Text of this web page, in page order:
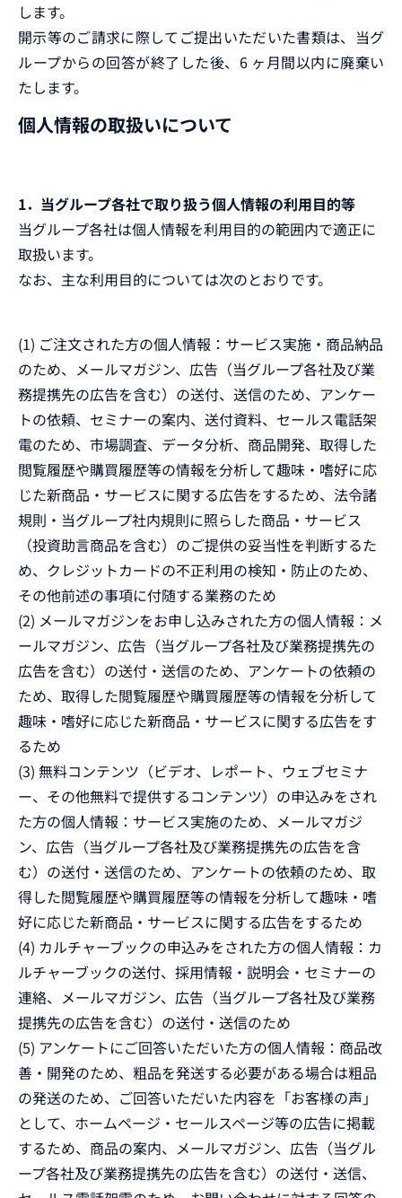
します。
開示等のご請求に際してご提出いただいた書類は、当グ
ループからの回答が終了した後、6 ヶ月間以内に廃棄い
たします。
個人情報の取扱いについて
1．当グループ各社で取り扱う個人情報の利用目的等
当グループ各社は個人情報を利用目的の範囲内で適正に
取扱います。
なお、主な利用目的については次のとおりです。
(1) ご注文された方の個人情報：サービス実施・商品納品
のため、メールマガジン、広告（当グループ各社及び業
務提携先の広告を含む）の送付、送信のため、アンケー
トの依頼、セミナーの案内、送付資料、セールス電話架
電のため、市場調査、データ分析、商品開発、取得した
閲覧履歴や購買履歴等の情報を分析して趣味・嗜好に応
じた新商品・サービスに関する広告をするため、法令諸
規則・当グループ社内規則に照らした商品・サービス
（投資助言商品を含む）のご提供の妥当性を判断するた
め、クレジットカードの不正利用の検知・防止のため、
その他前述の事項に付随する業務のため
(2) メールマガジンをお申し込みされた方の個人情報：メ
ールマガジン、広告（当グループ各社及び業務提携先の
広告を含む）の送付・送信のため、アンケートの依頼の
ため、取得した閲覧履歴や購買履歴等の情報を分析して
趣味・嗜好に応じた新商品・サービスに関する広告をす
るため
(3) 無料コンテンツ（ビデオ、レポート、ウェブセミナ
ー、その他無料で提供するコンテンツ）の申込みをされ
た方の個人情報：サービス実施のため、メールマガジ
ン、広告（当グループ各社及び業務提携先の広告を含
む）の送付・送信のため、アンケートの依頼のため、取
得した閲覧履歴や購買履歴等の情報を分析して趣味・嗜
好に応じた新商品・サービスに関する広告をするため
(4) カルチャーブックの申込みをされた方の個人情報：カ
ルチャーブックの送付、採用情報・説明会・セミナーの
連絡、メールマガジン、広告（当グループ各社及び業務
提携先の広告を含む）の送付・送信のため
(5) アンケートにご回答いただいた方の個人情報：商品改
善・開発のため、粗品を発送する必要がある場合は粗品
の発送のため、ご回答いただいた内容を「お客様の声」
として、ホームページ・セールスページ等の広告に掲載
するため、商品の案内、メールマガジン、広告（当グル
ープ各社及び業務提携先の広告を含む）の送付・送信、